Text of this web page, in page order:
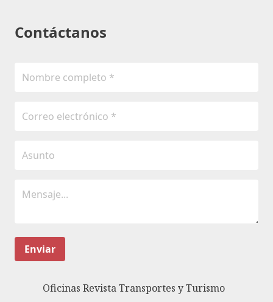
Contáctanos
Enviar
Oficinas Revista Transportes y Turismo